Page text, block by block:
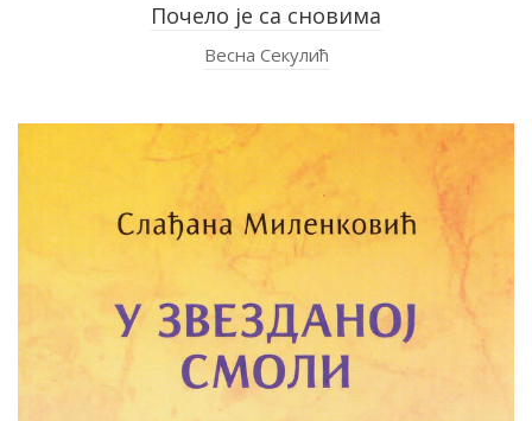
Почело је са сновима
Весна Секулић